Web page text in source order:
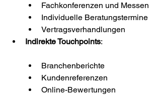
Fachkonferenzen und Messen
Individuelle Beratungstermine
Vertragsverhandlungen
Indirekte Touchpoints:
Branchenberichte
Kundenreferenzen
Online-Bewertungen